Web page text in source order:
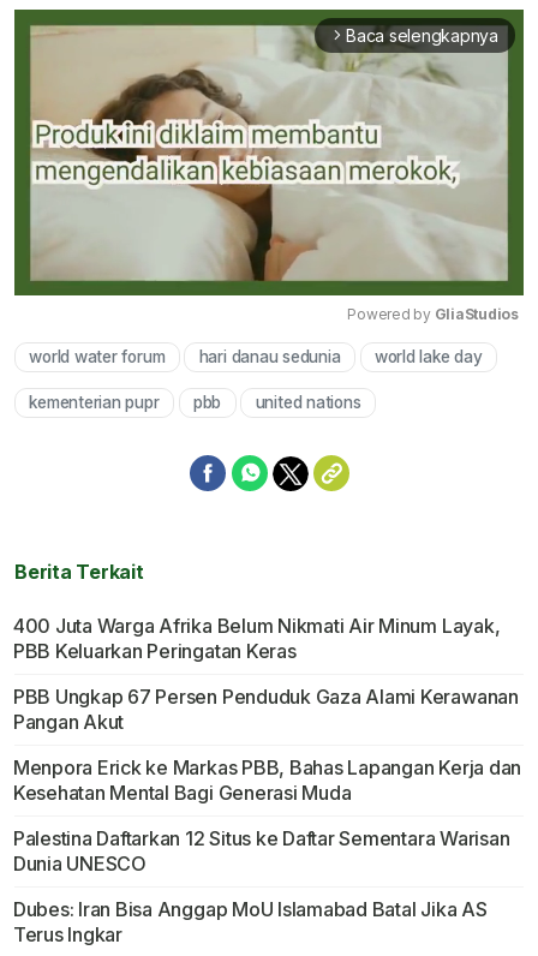
arrow_forward_ios Baca selengkapnya
Mute
Powered by GliaStudios
world water forum hari danau sedunia world lake day
kementerian pupr pbb united nations
Berita Terkait
400 Juta Warga Afrika Belum Nikmati Air Minum Layak,
PBB Keluarkan Peringatan Keras
PBB Ungkap 67 Persen Penduduk Gaza Alami Kerawanan
Pangan Akut
Menpora Erick ke Markas PBB, Bahas Lapangan Kerja dan
Kesehatan Mental Bagi Generasi Muda
Palestina Daftarkan 12 Situs ke Daftar Sementara Warisan
Dunia UNESCO
Dubes: Iran Bisa Anggap MoU Islamabad Batal Jika AS
Terus Ingkar